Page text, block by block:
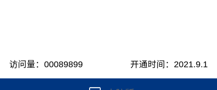
访问量：00089899 开通时间： 2021.9.1